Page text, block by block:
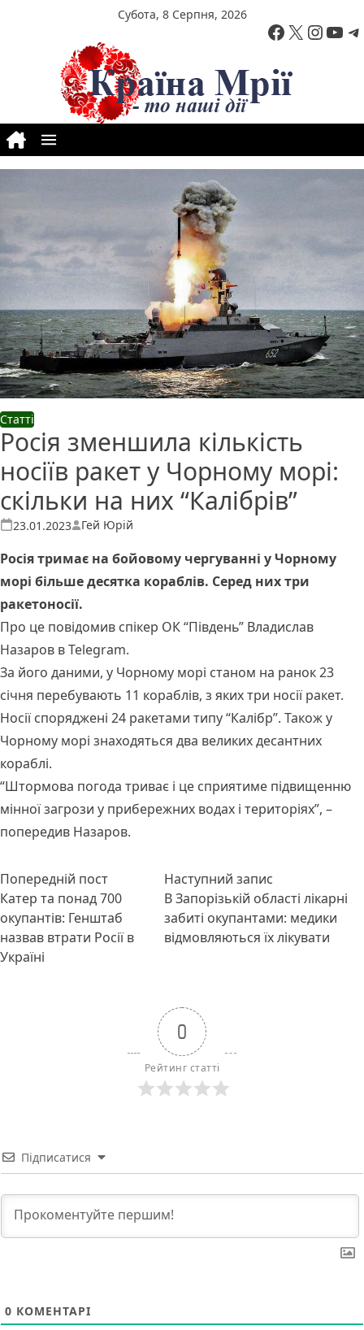
Субота, 8 Серпня, 2026
Facebook
X
Статті
Росія зменшила кількість
носіїв ракет у Чорному морі:
скільки на них “Калібрів”
23.01.2023Опубліковано
Гей Юрій
Росія тримає на бойовому чергуванні у Чорному
морі більше десятка кораблів. Серед них три
ракетоносії.
Про це повідомив спікер ОК “Південь” Владислав
Назаров в Telegram.
За його даними, у Чорному морі станом на ранок 23
січня перебувають 11 кораблів, з яких три носії ракет.
Носії споряджені 24 ракетами типу “Калібр”. Також у
Чорному морі знаходяться два великих десантних
кораблі.
“Штормова погода триває і це сприятиме підвищенню
мінної загрози у прибережних водах і територіях”, –
попередив Назаров.
Навігація
записів
Попередній постПопередній запис:
Катер та понад 700
окупантів: Генштаб
назвав втрати Росії в
Україні
Наступний записНаступний
В Запорізькій області лікарні
забиті окупантами: медики
відмовляються їх лікувати
0
Рейтинг статті
Підписатися
0 КОМЕНТАРІ